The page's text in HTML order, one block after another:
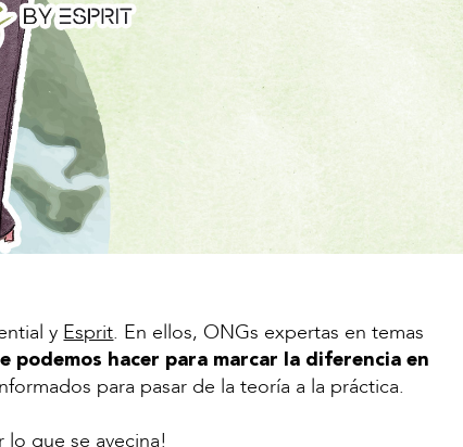
yEsprit. En ellos, ONGs expertas en temas
podemos hacer para marcar la diferencia en
para pasar de la teoría a la práctica.
lo que se avecina!